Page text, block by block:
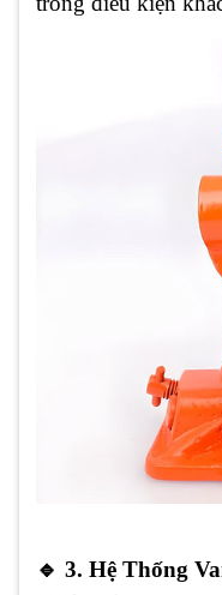
🔹 3. Hệ Thống